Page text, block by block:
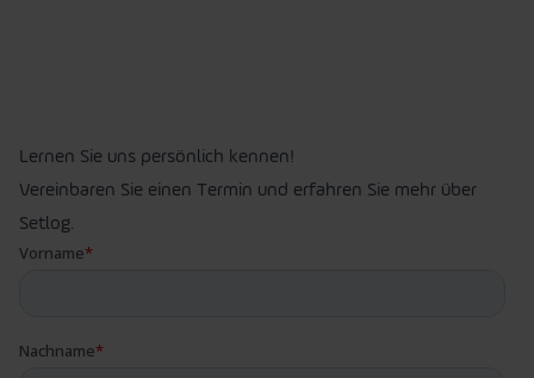
Lernen Sie uns persönlich kennen!
Vereinbaren Sie einen Termin und erfahren Sie mehr über
Setlog.